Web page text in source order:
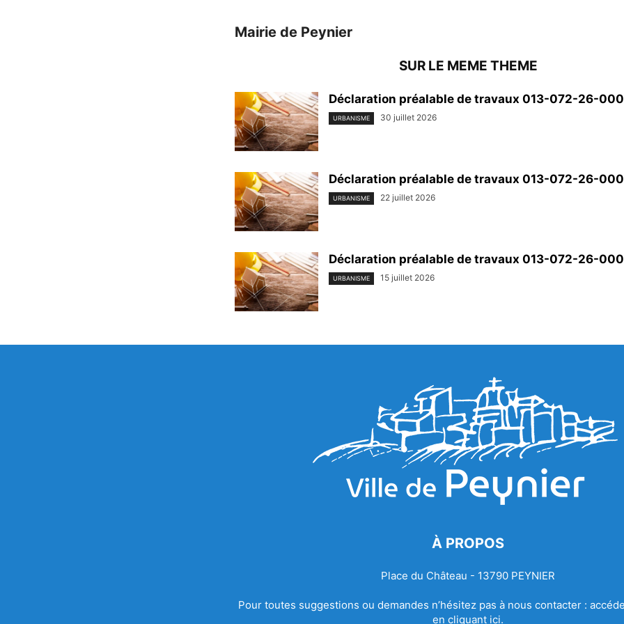
Mairie de Peynier
SUR LE MEME THEME
Déclaration préalable de travaux 013-072-26-
URBANISME 30 juillet 2026
Déclaration préalable de travaux 013-072-26-
URBANISME 22 juillet 2026
Déclaration préalable de travaux 013-072-26-
URBANISME 15 juillet 2026
À PROPOS
Place du Château - 13790 PEYNIER
Pour toutes suggestions ou demandes n’hésitez pas à nous contacter :
en cliquant ici.